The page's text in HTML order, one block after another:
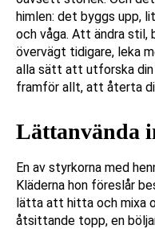
himlen: det byggs upp,
och våga. Att ändra stil,
övervägt tidigare, leka
alla sätt att utforska din
framför allt, att återta
Lättanvända
En av styrkorna med
Kläderna hon föreslår
lätta att hitta och mixa
åtsittande topp, en